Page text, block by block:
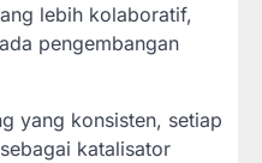
lebih kolaboratif,
pengembangan
yang konsisten, setiap
katalisator